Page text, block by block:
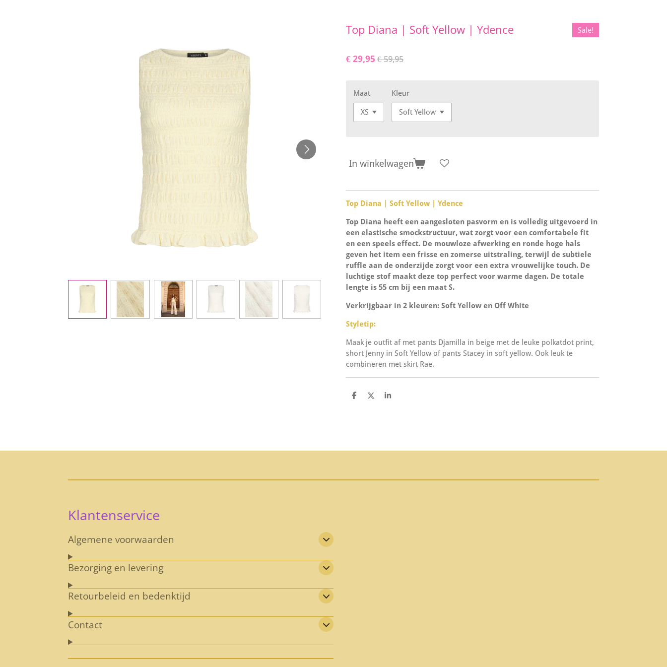
Top Diana | Soft Yellow | Ydence Sale!
€ 29,95 € 59,95
Maat Kleur
In winkelwagen
Top Diana | Soft Yellow | Ydence
Top Diana heeft een aangesloten pasvorm en is volledig uitgevoerd in
een elastische smockstructuur, wat zorgt voor een comfortabele fit
en een speels effect. De mouwloze afwerking en ronde hoge hals
geven het item een frisse en zomerse uitstraling, terwijl de subtiele
ruffle aan de onderzijde zorgt voor een extra vrouwelijke touch. De
luchtige stof maakt deze top perfect voor warme dagen. De totale
lengte is 55 cm bij een maat S.
Verkrijgbaar in 2 kleuren: Soft Yellow en Off White
Styletip:
Maak je outfit af met pants Djamilla in beige met de leuke polkatdot print,
short Jenny in Soft Yellow of pants Stacey in soft yellow. Ook leuk te
combineren met skirt Rae.
D
D
S
Klantenservice
Algemene voorwaarden
Bezorging en levering
Retourbeleid en bedenktijd
Contact